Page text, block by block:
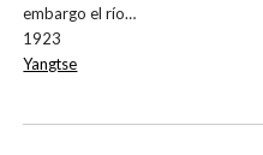
embargo el río…
1923
Yangtse